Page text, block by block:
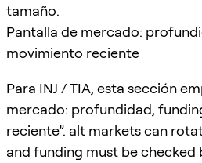
tamaño.
Pantalla de mercado:
movimiento reciente
Para INJ / TIA, esta sección
mercado: profundidad,
reciente”. alt markets can
and funding must be checked